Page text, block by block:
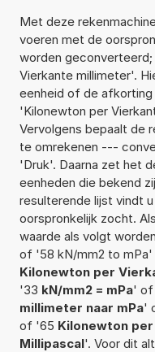
Met deze
voeren met de
worden
Vierkante millimeter'.
eenheid of de
'Kilonewton per
Vervolgens bepaalt de
te omrekenen ---
'Druk'. Daarna zet het
eenheden die bekend
resulterende lijst vindt
oorspronkelijk zocht.
waarde als volgt
of '58 kN/mm2 to
Kilonewton per
'33 kN/mm2 = mPa' of
millimeter naar mPa'
of '65 Kilonewton
Millipascal'. Voor dit